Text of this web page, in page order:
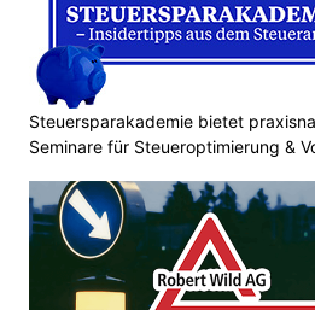
Steuersparakademie bietet
Seminare für Steueroptimierung &